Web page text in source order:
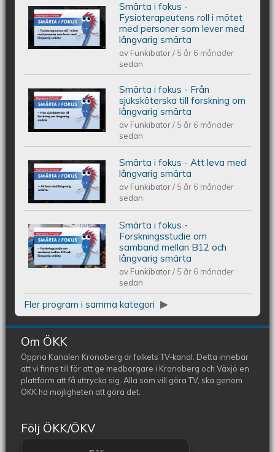
Smärta i fokus - Fysioterapeutens roll
i mötet med personer som lever med
långvarig smärta
Smärta i fokus -
Fysioterapeutens roll i mötet
med personer som lever med
långvarig smärta
av Funkibator/ 5 år 6 månader
sedan
Smärta i fokus - Från sjuksköterska
till forskning om långvarig smärta
Smärta i fokus - Från
sjuksköterska till forskning om
långvarig smärta
av Funkibator/ 5 år 6 månader
sedan
Smärta i fokus - Att leva med
långvarig smärta
Smärta i fokus - Att leva med
långvarig smärta
av Funkibator/ 5 år 6 månader
sedan
Smärta i fokus - Forskningsstudie om
samband mellan B12 och långvarig
smärta
Smärta i fokus -
Forskningsstudie om
samband mellan B12 och
långvarig smärta
av Funkibator/ 5 år 6 månader
sedan
Fler program i samma kategori
Om ÖKK
Öppna Kanalen Kronoberg är folkets TV-kanal. Detta innebär
att vi finns till för att ge medborgare i Kronoberg och Växjö en
plattform att få uttrycka sig. Alla som vill göra TV, ska genom
ÖKK ha möjligheten att göra det.
Följ ÖKK/ÖKV